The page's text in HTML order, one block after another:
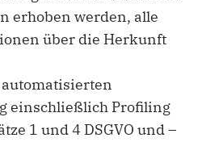
erhoben werden, alle
über die Herkunft
einschließlich Profiling
1 und 4 DSGVO und –